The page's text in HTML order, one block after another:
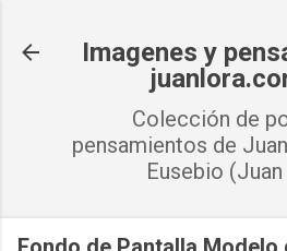
Imagenes y
Colección de
pensamientos de
Eusebio